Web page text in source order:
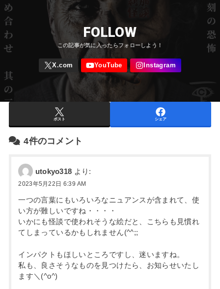
FOLLOW
ポスト シェア
4件のコメント
utokyo318 より:
2023年5月22日 6:39 AM
一つの言葉にもいろいろなニュアンスが含まれて、使
い方が難しいですね・・・・
いかにも怪談で使われそうな絵だと、こちらも見慣れ
てしまっているかもしれません(^^;;
インパクトもほしいところですし、迷いますね。
私も、良さそうなものを見つけたら、お知らせいたし
ます＼(^o^)